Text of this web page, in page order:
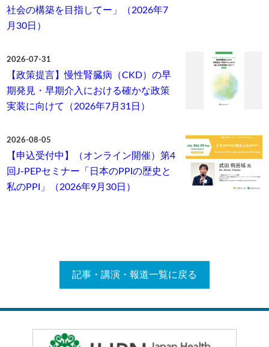
社会の構築を目指してー」（2026年7
月30日）
2026-07-31
【政策提言】慢性腎臓病（CKD）の早
期発見・早期介入における確かな政策
実装に向けて（2026年7月31日）
2026-08-05
【申込受付中】（オンライン開催）第4
回J-PEPセミナー「日本のPPIの歴史と
私のPPI」（2026年9月30日）
記事・講演・報道一覧に戻る